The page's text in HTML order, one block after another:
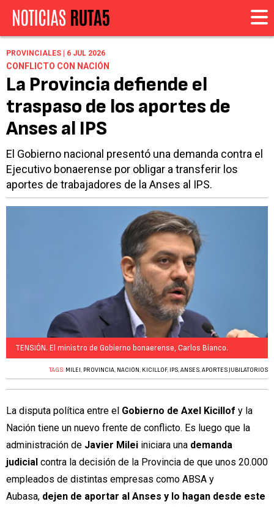
PROVINCIALES | 6 JUL 2026
CONFLICTO CON NACIÓN
La Provincia defiende el
traspaso de los aportes de
Anses al IPS
El Gobierno nacional presentó una demanda contra el
Ejecutivo bonaerense por obligar a transferir los
aportes de trabajadores de la Anses al IPS.
TENSIÓN. El ministro de Gobierno bonaerense, Carlos Bianco.
TAGS: MILEI , PROVINCIA, NACIÓN, KICILLOF, IPS,ANSES,APORTES JUBILATORIOS
La disputa política entre el Gobierno de Axel Kicillof y la
Nación tiene un nuevo frente de conflicto. Es luego que la
administración de Javier Milei iniciara una demanda
judicial contra la decisión de la Provincia de que unos 20.000
empleados de distintas empresas como ABSA y
Aubasa, dejen de aportar al Anses y lo hagan desde este